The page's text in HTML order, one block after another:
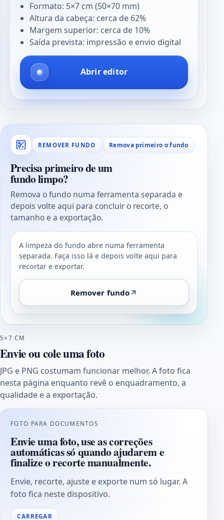
Formato: 5×7 cm (50×70 mm)
Altura da cabeça: cerca de 62%
Margem superior: cerca de 10%
Saída prevista: impressão e envio digital
Abrir editor
REMOVER FUNDO Remova primeiro o fundo
Precisa primeiro de um
fundo limpo?
Remova o fundo numa ferramenta separada e
depois volte aqui para concluir o recorte, o
tamanho e a exportação.
A limpeza do fundo abre numa ferramenta
separada. Faça isso lá e depois volte aqui para
recortar e exportar.
Remover fundo
5×7 CM
Envie ou cole uma foto
JPG e PNG costumam funcionar melhor. A foto fica
nesta página enquanto revê o enquadramento, a
qualidade e a exportação.
FOTO PARA DOCUMENTOS
Envie uma foto, use as correções
automáticas só quando ajudarem e
finalize o recorte manualmente.
Envie, recorte, ajuste e exporte num só lugar. A
foto fica neste dispositivo.
CARREGAR